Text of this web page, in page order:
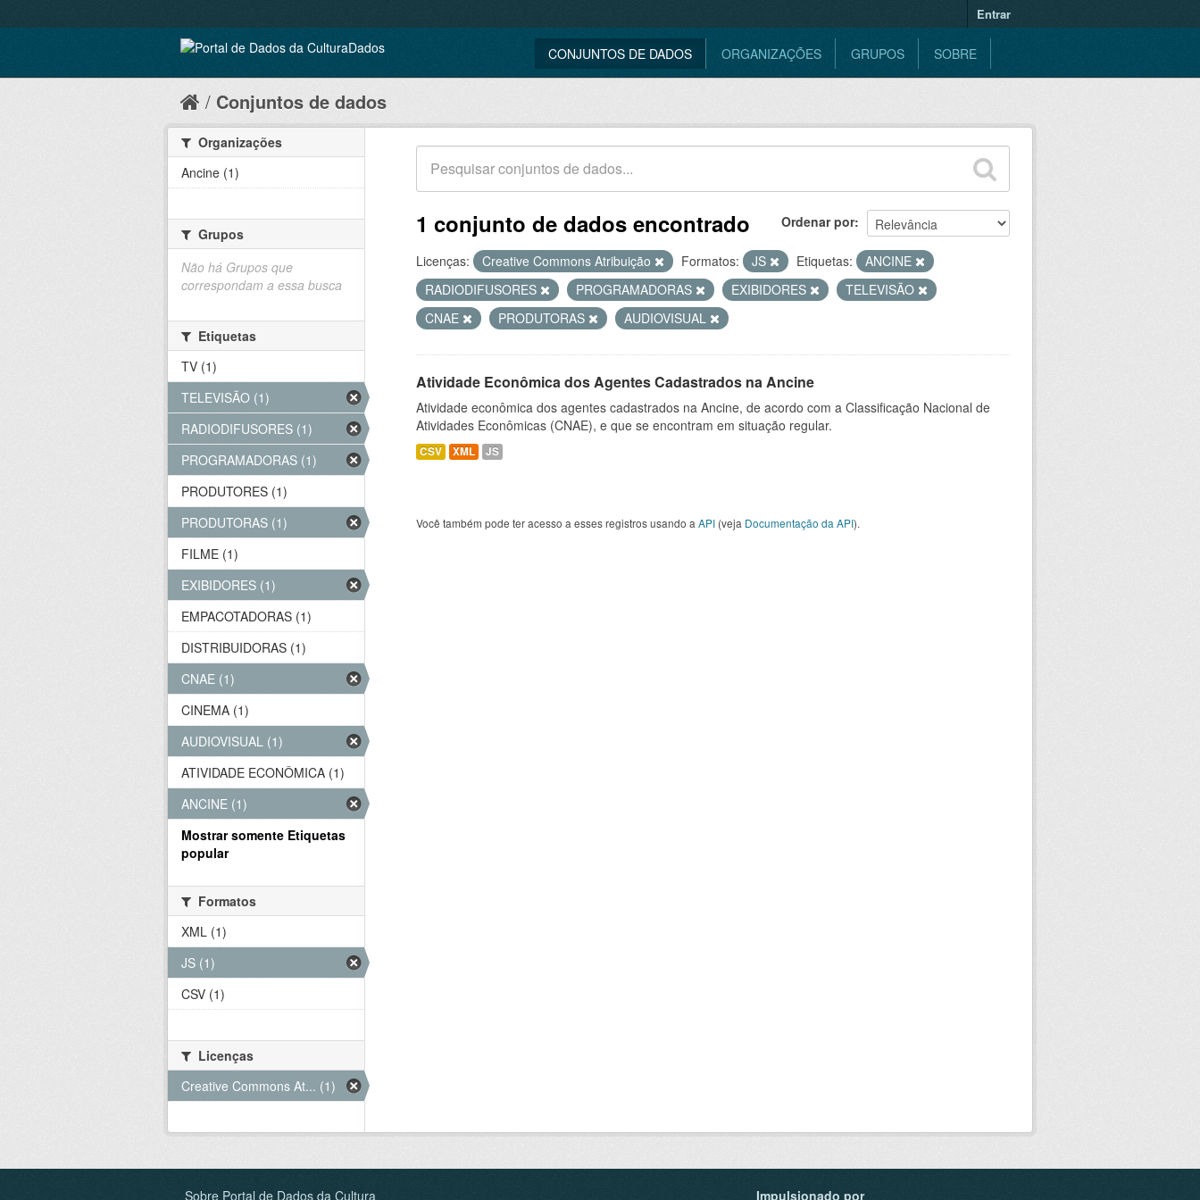
Entrar
CONJUNTOS DE DADOS ORGANIZAÇÕES GRUPOS SOBRE
Conjuntos de dados
Ordenar por
1 conjunto de dados encontrado
Licenças: Creative Commons Atribuição Formatos: JS Etiquetas:
ANCINE
RADIODIFUSORES
PROGRAMADORAS EXIBIDORES
TELEVISÃO
CNAE
PRODUTORAS AUDIOVISUAL
Atividade Econômica dos Agentes Cadastrados na Ancine
Atividade econômica dos agentes cadastrados na Ancine, de acordo com a Classificação Nacional de
Atividades Econômicas (CNAE), e que se encontram em situação regular.
CSV XML JS
Você também pode ter acesso a esses registros usando a API (veja Documentação da API).
Organizações
Ancine (1)
Grupos
Não há Grupos que
correspondam a essa busca
Etiquetas
TV (1)
TELEVISÃO (1)
RADIODIFUSORES (1)
PROGRAMADORAS (1)
PRODUTORES (1)
PRODUTORAS (1)
FILME (1)
EXIBIDORES (1)
EMPACOTADORAS (1)
DISTRIBUIDORAS (1)
CNAE (1)
CINEMA (1)
AUDIOVISUAL (1)
ATIVIDADE ECONÔMICA (1)
ANCINE (1)
Mostrar somente Etiquetas
popular
Formatos
XML (1)
JS (1)
CSV (1)
Licenças
Creative Commons At... (1)
Sobre Portal de Dados da Cultura Impulsionado por